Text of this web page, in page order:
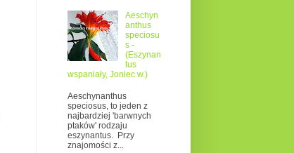
Aeschyn
anthus
speciosu
s -
(Eszynan
tus
wspaniały, Joniec w.)
Aeschynanthus
speciosus, to jeden z
najbardziej 'barwnych
ptaków' rodzaju
eszynantus. Przy
znajomości z...